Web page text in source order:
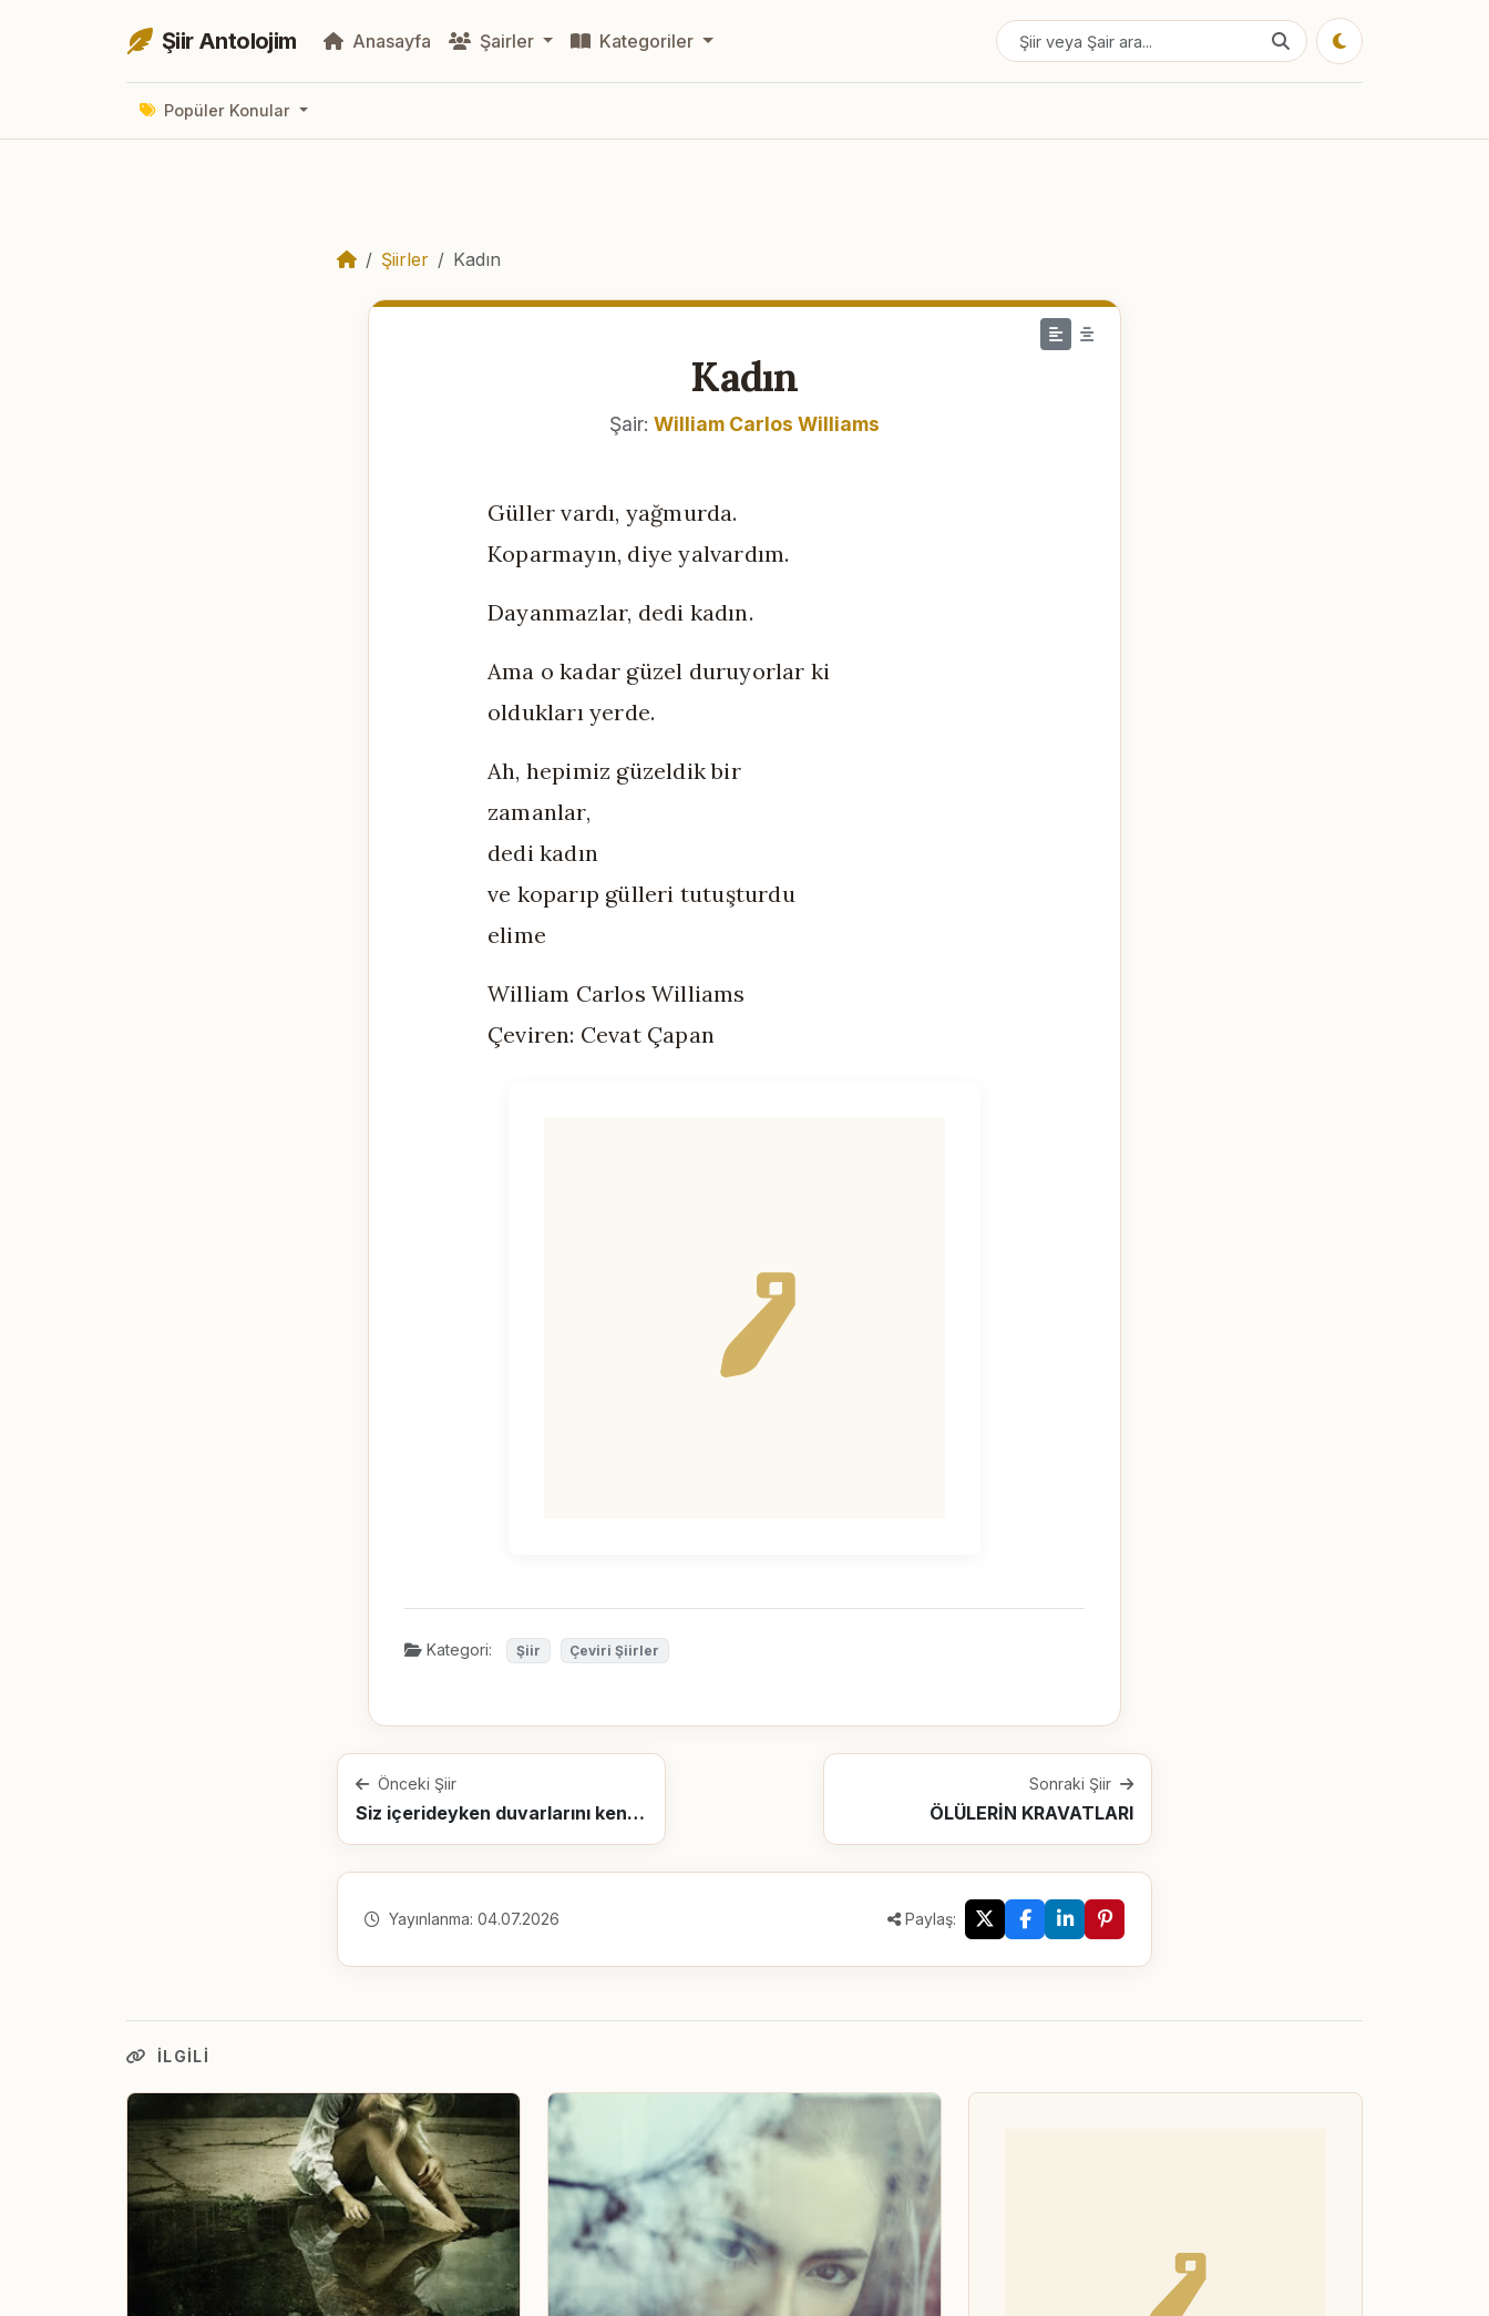
Şiir Antolojim Anasayfa Şairler Kategoriler
Popüler Konular
Şiirler Kadın
Kadın
Şair: William Carlos Williams
Güller vardı, yağmurda.
Koparmayın, diye yalvardım.
Dayanmazlar, dedi kadın.
Ama o kadar güzel duruyorlar ki
oldukları yerde.
Ah, hepimiz güzeldik bir
zamanlar,
dedi kadın
ve koparıp gülleri tutuşturdu
elime
William Carlos Williams
Çeviren: Cevat Çapan
Kategori: Şiir Çeviri Şiirler
Önceki Şiir
Siz içerideyken duvarlarını kendinizin ördüğü bir cezaevi gibi düşünün
Sonraki Şiir
ÖLÜLERİN KRAVATLARI
Yayınlanma: 04.07.2026 Paylaş:
İLGILI